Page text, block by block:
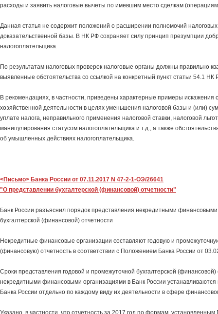
расходы и заявить налоговые вычеты по имевшим место сделкам
Данная статья не содержит положений о расширении полномочий налоговых
доказательственной базы. В НК РФ сохраняет силу принцип презумпции
налогоплательщика.
По результатам налоговых проверок налоговые органы должны правильно
выявленные обстоятельства со ссылкой на конкретный пункт статьи 54.1 НК
В рекомендациях, в частности, приведены характерные примеры искажения
хозяйственной деятельности в целях уменьшения налоговой базы и (или)
уплате налога, неправильного применения налоговой ставки, налоговой
манипулирования статусом налогоплательщика и т.д., а также
об умышленных действиях налогоплательщика.
<Письмо> Банка России от 07.11.2017 N 47-2-1-ОЭ/26641
"О представлении бухгалтерской (финансовой) отчетности"
Банк России разъяснил порядок представления некредитными
бухгалтерской (финансовой) отчетности
Некредитные финансовые организации составляют годовую и
(финансовую) отчетность в соответствии с Положением Банка России от
Сроки представления годовой и промежуточной бухгалтерской (финансовой)
некредитными финансовыми организациями в Банк России
Банка России отдельно по каждому виду их деятельности в сфере
Указано, в частности, что отчетность за 2017 год по формам,